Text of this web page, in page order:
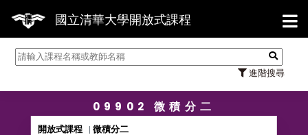
國立清華大學開放式課程
進階搜尋
【
09902 微積分二
開放式課程
微積分二